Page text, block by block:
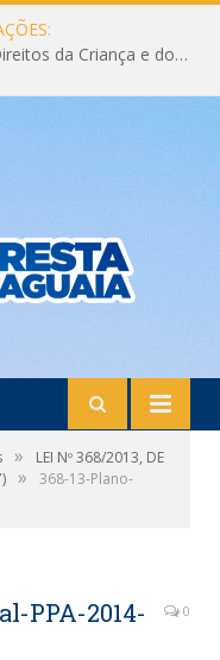
Eleição do Conselho Municipal dos Direitos da Criança e do Adolescente CMDCA 2026
»
LEI Nº 368/2013, DE
»
368-13-Plano-
PPA-2014-
0